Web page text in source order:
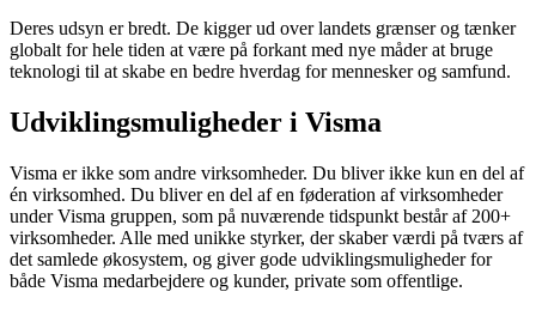
Deres udsyn er bredt. De kigger ud over landets grænser og tænker
globalt for hele tiden at være på forkant med nye måder at bruge
teknologi til at skabe en bedre hverdag for mennesker og samfund.
Udviklingsmuligheder i Visma
Visma er ikke som andre virksomheder. Du bliver ikke kun en del af
én virksomhed. Du bliver en del af en føderation af virksomheder
under Visma gruppen, som på nuværende tidspunkt består af 200+
virksomheder. Alle med unikke styrker, der skaber værdi på tværs af
det samlede økosystem, og giver gode udviklingsmuligheder for
både Visma medarbejdere og kunder, private som offentlige.